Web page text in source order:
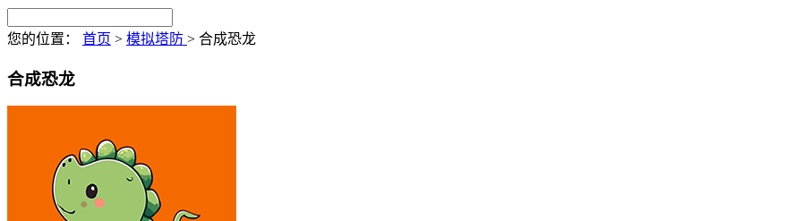
您的位置： 首页 > 模拟塔防 > 合成恐龙
合成恐龙